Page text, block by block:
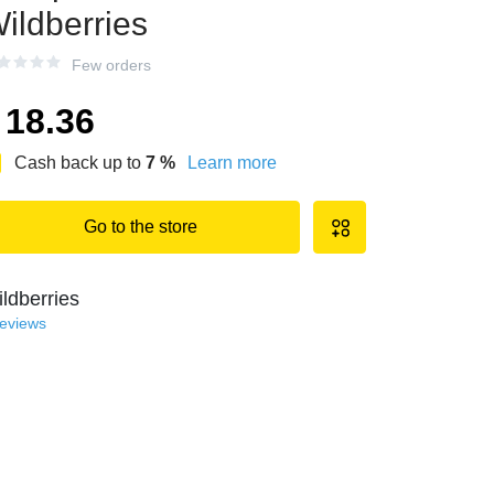
Few orders
18.36
Cash back up to 7 % Learn more
Go to the store